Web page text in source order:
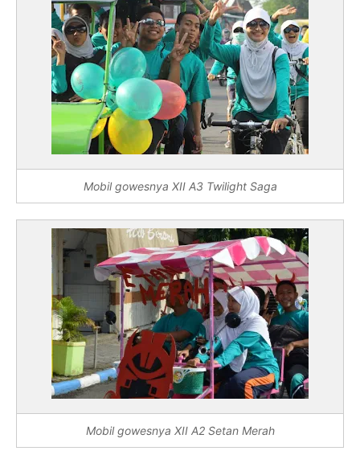
Mobil gowesnya XII A3 Twilight Saga
Mobil gowesnya XII A2 Setan Merah